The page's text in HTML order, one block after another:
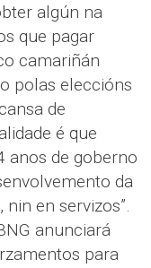
algún na
que pagar
camariñán
polas eleccións
de
é que
anos de goberno
da
en servizos”.
anunciará
para